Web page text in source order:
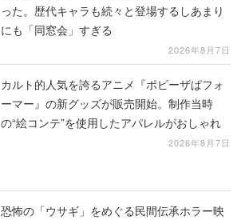
った。歴代キャラも続々と登場するしあまり
にも「同窓会」すぎる
2026年8月7日
カルト的人気を誇るアニメ『ポピーザぱフォ
ーマー』の新グッズが販売開始。制作当時
の“絵コンテ”を使用したアパレルがおしゃれ
2026年8月7日
恐怖の「ウサギ」をめぐる民間伝承ホラー映